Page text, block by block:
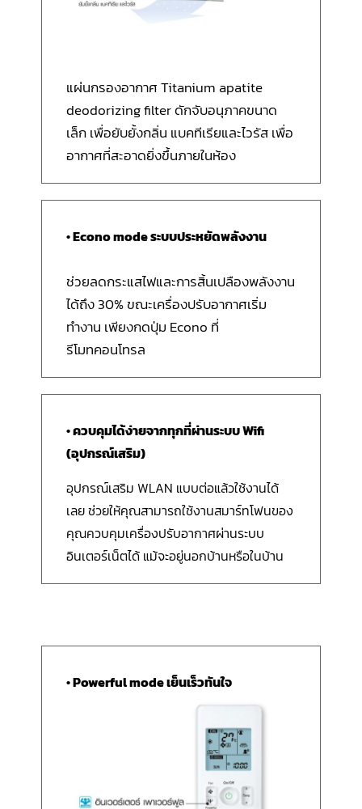
แผ่นกรองอากาศ Titanium apatite
deodorizing filter ดักจับอนุภาคขนาด
เล็ก เพื่อยับยั้งกลิ่น แบคทีเรียและไวรัส เพื่อ
อากาศที่สะอาดยิ่งขึ้นภายในห้อง
• Econo mode ระบบประหยัดพลังงาน
ช่วยลดกระแสไฟและการสิ้นเปลืองพลังงาน
ได้ถึง 30% ขณะเครื่องปรับอากาศเริ่ม
ทำงาน เพียงกดปุ่ม Econo ที่
รีโมทคอนโทรล
• ควบคุมได้ง่ายจากทุกที่ผ่านระบบ Wifi
(อุปกรณ์เสริม)
อุปกรณ์เสริม WLAN แบบต่อแล้วใช้งานได้
เลย ช่วยให้คุณสามารถใช้งานสมาร์ทโฟนของ
คุณควบคุมเครื่องปรับอากาศผ่านระบบ
อินเตอร์เน็ตได้ แม้จะอยู่นอกบ้านหรือในบ้าน
• Powerful mode เย็นเร็วทันใจ